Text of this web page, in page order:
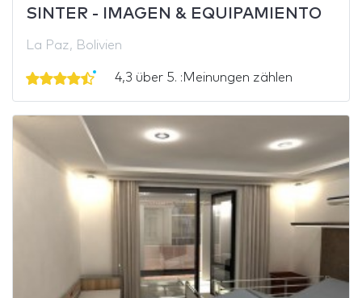
SINTER - IMAGEN & EQUIPAMIENTO
La Paz, Bolivien
4,3 über 5. :Meinungen zählen